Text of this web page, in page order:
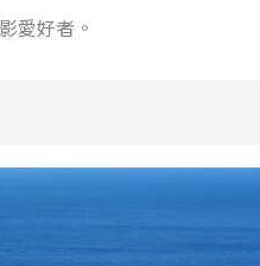
愛好者。